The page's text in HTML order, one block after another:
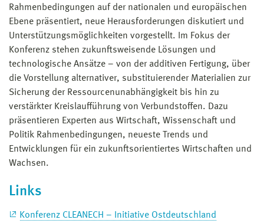
Rahmenbedingungen auf der nationalen und europäischen
Ebene präsentiert, neue Herausforderungen diskutiert und
Unterstützungsmöglichkeiten vorgestellt. Im Fokus der
Konferenz stehen zukunftsweisende Lösungen und
technologische Ansätze – von der additiven Fertigung, über
die Vorstellung alternativer, substituierender Materialien zur
Sicherung der Ressourcenunabhängigkeit bis hin zu
verstärkter Kreislaufführung von Verbundstoffen. Dazu
präsentieren Experten aus Wirtschaft, Wissenschaft und
Politik Rahmenbedingungen, neueste Trends und
Entwicklungen für ein zukunftsorientiertes Wirtschaften und
Wachsen.
Links
Konferenz CLEANECH – Initiative Ostdeutschland